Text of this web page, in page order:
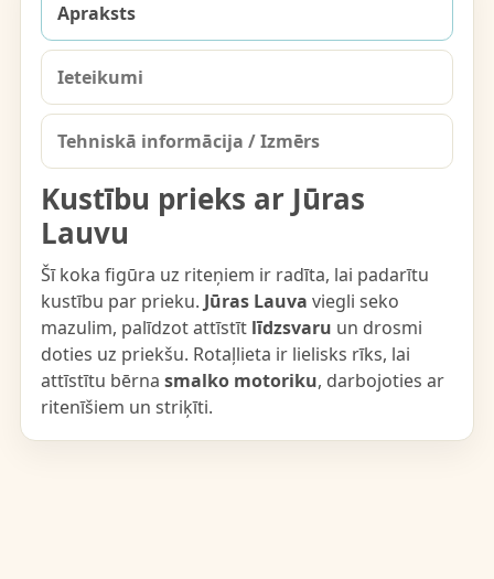
Apraksts
Ieteikumi
Tehniskā informācija / Izmērs
Kustību prieks ar Jūras
Lauvu
Šī koka figūra uz riteņiem ir radīta, lai padarītu
kustību par prieku. Jūras Lauva viegli seko
mazulim, palīdzot attīstīt līdzsvaru un drosmi
doties uz priekšu. Rotaļlieta ir lielisks rīks, lai
attīstītu bērna smalko motoriku, darbojoties ar
ritenīšiem un striķīti.